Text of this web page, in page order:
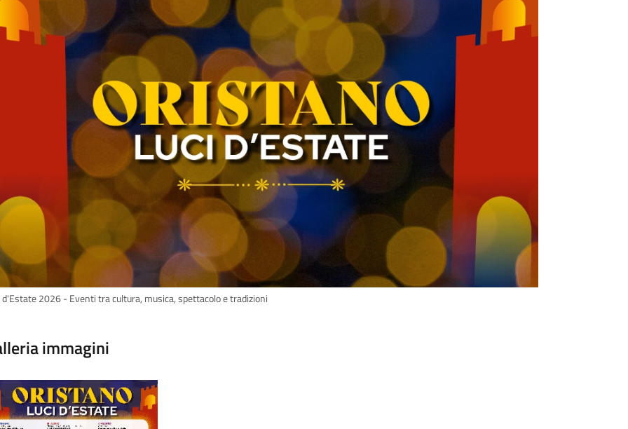
d'Estate 2026 - Eventi tra cultura, musica, spettacolo e tradizioni
immagini